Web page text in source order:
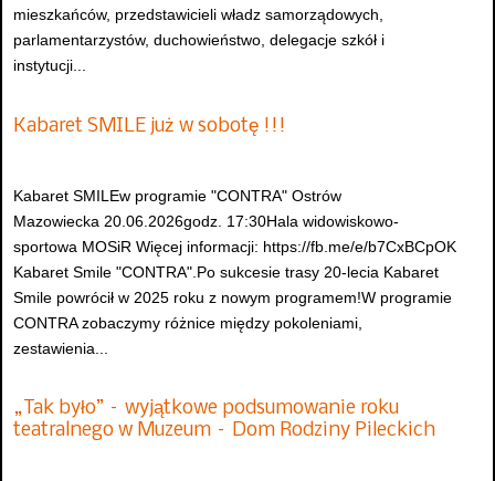
mieszkańców, przedstawicieli władz samorządowych,
parlamentarzystów, duchowieństwo, delegacje szkół i
instytucji...
Kabaret SMILE już w sobotę !!!
Kabaret SMILEw programie "CONTRA" Ostrów
Mazowiecka 20.06.2026godz. 17:30Hala widowiskowo-
sportowa MOSiR Więcej informacji: https://fb.me/e/b7CxBCpOK
Kabaret Smile "CONTRA".Po sukcesie trasy 20-lecia Kabaret
Smile powrócił w 2025 roku z nowym programem!W programie
CONTRA zobaczymy różnice między pokoleniami,
zestawienia...
„Tak było” – wyjątkowe podsumowanie roku
teatralnego w Muzeum – Dom Rodziny Pileckich